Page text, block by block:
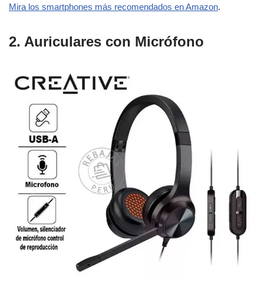
Mira los smartphones más recomendados en Amazon.
2. Auriculares con Micrófono